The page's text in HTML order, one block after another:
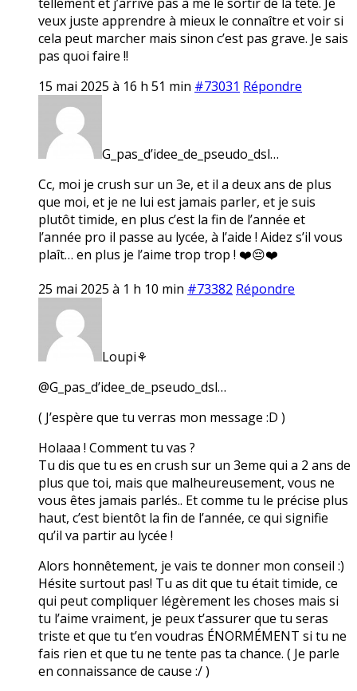
veux juste apprendre à mieux le connaître et voir si
cela peut marcher mais sinon c’est pas grave. Je sais
pas quoi faire !!
15 mai 2025 à 16 h 51 min #73031 Répondre
G_pas_d’idee_de_pseudo_dsl…
Cc, moi je crush sur un 3e, et il a deux ans de plus
que moi, et je ne lui est jamais parler, et je suis
plutôt timide, en plus c’est la fin de l’année et
l’année pro il passe au lycée, à l’aide ! Aidez s’il vous
plaît… en plus je l’aime trop trop ! ❤️😔❤️
25 mai 2025 à 1 h 10 min #73382 Répondre
Loupi⚘️
@G_pas_d’idee_de_pseudo_dsl…
( J’espère que tu verras mon message :D )
Holaaa ! Comment tu vas ?
Tu dis que tu es en crush sur un 3eme qui a 2 ans de
plus que toi, mais que malheureusement, vous ne
vous êtes jamais parlés.. Et comme tu le précise plus
haut, c’est bientôt la fin de l’année, ce qui signifie
qu’il va partir au lycée !
Alors honnêtement, je vais te donner mon conseil :)
Hésite surtout pas! Tu as dit que tu était timide, ce
qui peut compliquer légèrement les choses mais si
tu l’aime vraiment, je peux t’assurer que tu seras
triste et que tu t’en voudras ÉNORMÉMENT si tu ne
fais rien et que tu ne tente pas ta chance. ( Je parle
en connaissance de cause :/ )